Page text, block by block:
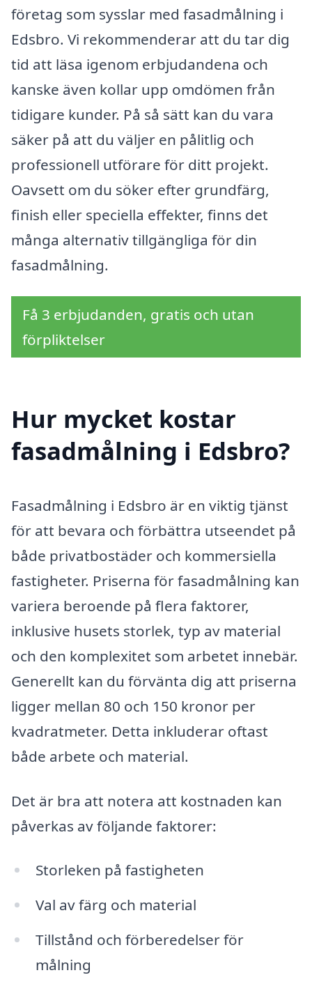
företag som sysslar med fasadmålning i
Edsbro. Vi rekommenderar att du tar dig
tid att läsa igenom erbjudandena och
kanske även kollar upp omdömen från
tidigare kunder. På så sätt kan du vara
säker på att du väljer en pålitlig och
professionell utförare för ditt projekt.
Oavsett om du söker efter grundfärg,
finish eller speciella effekter, finns det
många alternativ tillgängliga för din
fasadmålning.
Få 3 erbjudanden, gratis och utan
förpliktelser
Hur mycket kostar
fasadmålning i Edsbro?
Fasadmålning i Edsbro är en viktig tjänst
för att bevara och förbättra utseendet på
både privatbostäder och kommersiella
fastigheter. Priserna för fasadmålning kan
variera beroende på flera faktorer,
inklusive husets storlek, typ av material
och den komplexitet som arbetet innebär.
Generellt kan du förvänta dig att priserna
ligger mellan 80 och 150 kronor per
kvadratmeter. Detta inkluderar oftast
både arbete och material.
Det är bra att notera att kostnaden kan
påverkas av följande faktorer:
Storleken på fastigheten
Val av färg och material
Tillstånd och förberedelser för
målning